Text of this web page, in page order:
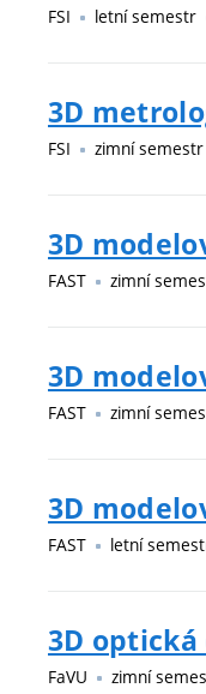
FSI letní semestr
3D
FSI zimní semestr
3D
FAST zimní
3D
FAST zimní
3D
FAST letní
3D optická
FaVU zimní